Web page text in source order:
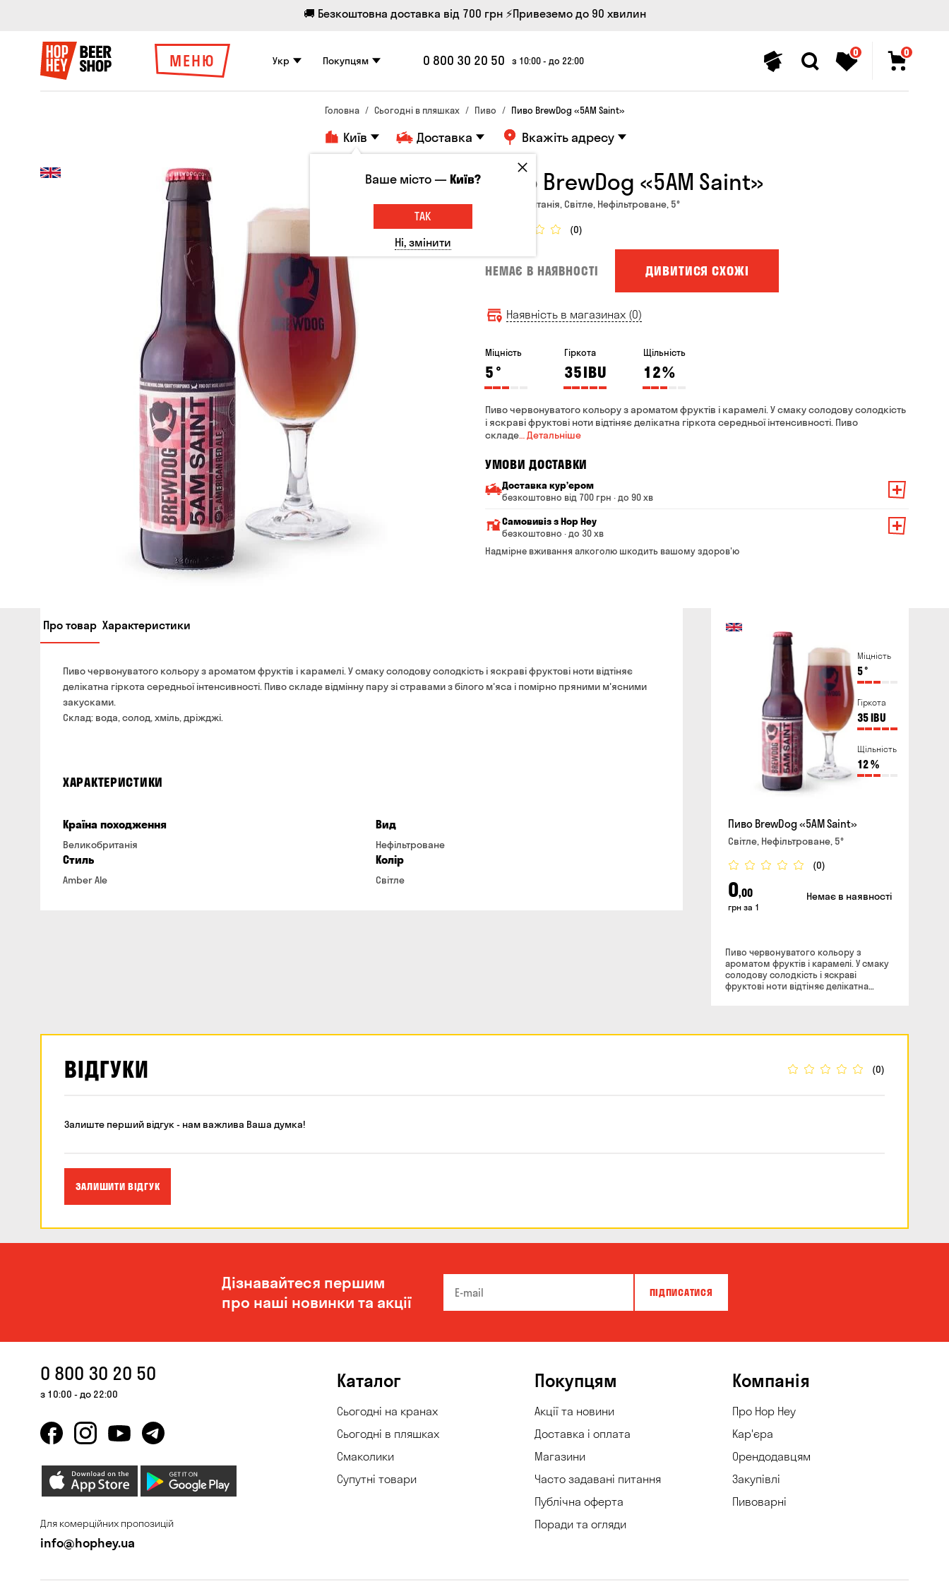
🚚 Безкоштовна доставка від 700 грн ⚡Привеземо до 90 хвилин
МЕНЮ Укр Покупцям 0 800 30 20 50 з 10:00 - до 22:00
0 0
Головна Сьогодні в пляшках Пиво Пиво BrewDog «5AM Saint»
Київ Доставка Вкажіть адресу
Пиво BrewDog «5AM Saint»
Великобританія, Світле, Нефільтроване, 5°
(0)
НЕМАЄ В НАЯВНОСТІ ДИВИТИСЯ СХОЖІ
Наявність в магазинах (0)
Міцність
5°
Гіркота
35IBU
Щільність
12%
Пиво червонуватого кольору з ароматом фруктів і карамелі. У смаку солодову солодкість
і яскраві фруктові ноти відтіняє делікатна гіркота середньої інтенсивності. Пиво
складе… Детальніше
УМОВИ ДОСТАВКИ
Доставка курʼєром
безкоштовно від 700 грн · до 90 хв
Мінімальна сума всього замовлення — 200 грн
Вартість доставки залежить від суми всього замовлення:
Від 200 до 299 грн
*на час доставки можуть впливати повітряні тривоги
Оплата:
готівкою кур'єру
Самовивіз з Hop Hey
безкоштовно · до 30 хв
Мінімальна сума всього замовлення — 250 грн
Надмірне вживання алкоголю шкодить вашому здоров'ю
Міцність
5°
Гіркота
35IBU
Щільність
12%
Пиво BrewDog «5AM Saint»
Світле, Нефільтроване, 5°
(0)
0,00
грн за 1
Немає в наявності
Пиво червонуватого кольору з
ароматом фруктів і карамелі. У смаку
солодову солодкість і яскраві
фруктові ноти відтіняє делікатна
Про товар Характеристики
Пиво червонуватого кольору з ароматом фруктів і карамелі. У смаку солодову солодкість і яскраві фруктові ноти відтіняє
делікатна гіркота середньої інтенсивності. Пиво складе відмінну пару зі стравами з білого м'яса і помірно пряними м'ясними
закусками.
Склад: вода, солод, хміль, дріжджі.
ХАРАКТЕРИСТИКИ
Країна походження
Великобританія
Стиль
Amber Ale
Вид
Нефільтроване
Колір
Світле
ВІДГУКИ (0)
Залиште перший відгук - нам важлива Ваша думка!
ЗАЛИШИТИ ВІДГУК
Дізнавайтеся першим
про наші новинки та акції
ПІДПИСАТИСЯ
0 800 30 20 50
з 10:00 - до 22:00
Для комерційних пропозицій
info@hophey.ua
Каталог
Сьогодні на кранах
Сьогодні в пляшках
Смаколики
Супутні товари
Покупцям
Акції та новини
Доставка і оплата
Магазини
Часто задавані питання
Публічна оферта
Поради та огляди
Компанія
Про Hop Hey
Кар'єра
Орендодавцям
Закупівлі
Пивоварні
Ваше місто —Київ?
ТАК
Ні, змінити